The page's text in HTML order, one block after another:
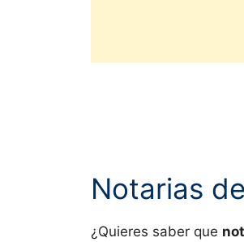
Notarias
¿Quieres saber que